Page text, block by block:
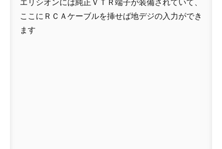
エリシオンには純正ＶＴＲ端子が装備されていて、
ここにＲＣＡケーブルを挿せば地デジの入力ができ
ます